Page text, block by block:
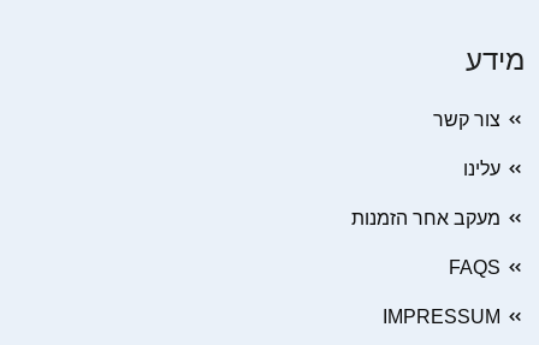
מידע
צור קשר
עלינו
מעקב אחר הזמנות
FAQS
IMPRESSUM